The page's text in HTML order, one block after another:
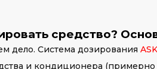
средство?
дело. Система дозирования
и кондиционера